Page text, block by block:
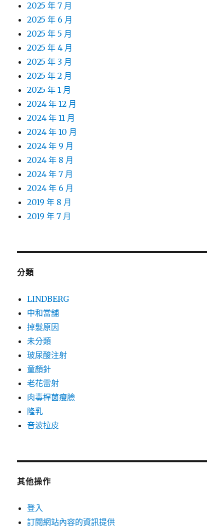
2025 年 7 月
2025 年 6 月
2025 年 5 月
2025 年 4 月
2025 年 3 月
2025 年 2 月
2025 年 1 月
2024 年 12 月
2024 年 11 月
2024 年 10 月
2024 年 9 月
2024 年 8 月
2024 年 7 月
2024 年 6 月
2019 年 8 月
2019 年 7 月
分類
LINDBERG
中和當舖
掉髮原因
未分類
玻尿酸注射
童顏針
老花雷射
肉毒桿菌瘦臉
隆乳
音波拉皮
其他操作
登入
訂閱網站內容的資訊提供